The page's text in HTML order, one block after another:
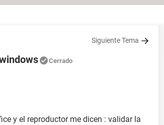
Siguiente Tema
Cerrado
y el reproductor me dicen : validar la